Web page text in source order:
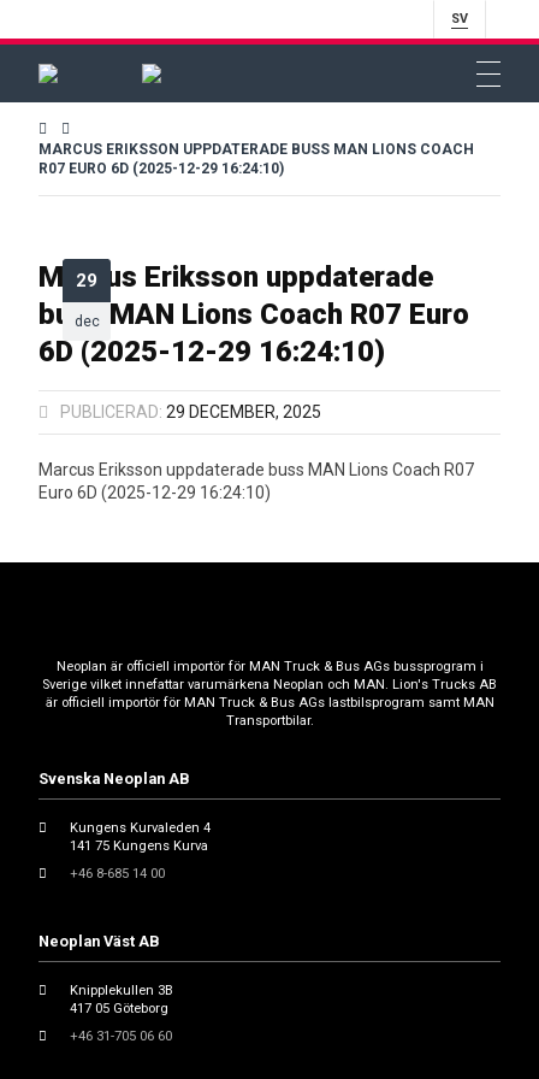
SV
MARCUS ERIKSSON UPPDATERADE BUSS MAN LIONS COACH
R07 EURO 6D (2025-12-29 16:24:10)
29
dec
Marcus Eriksson uppdaterade
buss MAN Lions Coach R07 Euro
6D (2025-12-29 16:24:10)
PUBLICERAD: 29 DECEMBER, 2025
Marcus Eriksson uppdaterade buss MAN Lions Coach R07
Euro 6D (2025-12-29 16:24:10)
Neoplan är officiell importör för MAN Truck & Bus AGs bussprogram i
Sverige vilket innefattar varumärkena Neoplan och MAN. Lion's Trucks AB
är officiell importör för MAN Truck & Bus AGs lastbilsprogram samt MAN
Transportbilar.
Svenska Neoplan AB
Kungens Kurvaleden 4
141 75 Kungens Kurva
+46 8-685 14 00
Neoplan Väst AB
Knipplekullen 3B
417 05 Göteborg
+46 31-705 06 60